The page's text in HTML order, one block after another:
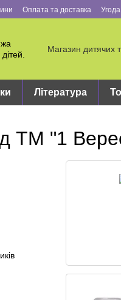
Оплата та доставка
Магазин дитячих
Література
ТМ "1